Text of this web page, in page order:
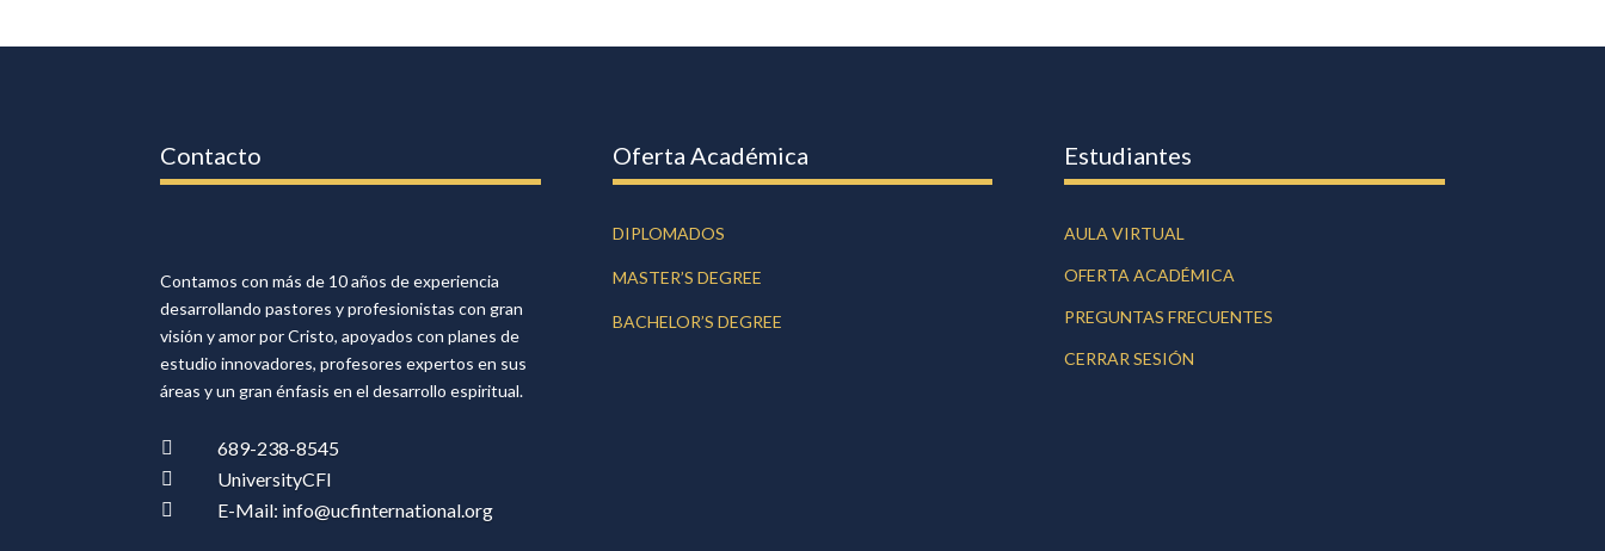
Contacto
Contamos con más de 10 años de experiencia
desarrollando pastores y profesionistas con gran
visión y amor por Cristo, apoyados con planes de
estudio innovadores, profesores expertos en sus
áreas y un gran énfasis en el desarrollo espiritual.
 689-238-8545
 UniversityCFI
 E-Mail: info@ucfinternational.org
Oferta Académica
DIPLOMADOS
MASTER’S DEGREE
BACHELOR’S DEGREE
Estudiantes
AULA VIRTUAL
OFERTA ACADÉMICA
PREGUNTAS FRECUENTES
CERRAR SESIÓN